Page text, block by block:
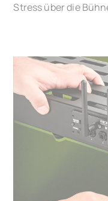
Stress über die